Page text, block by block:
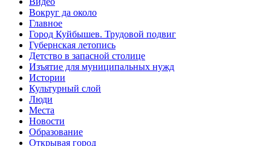
Вокруг да около
Главное
Город Куйбышев. Трудовой подвиг
Губернская летопись
Детство в запасной столице
Изъятие для муниципальных нужд
Истории
Культурный слой
Люди
Места
Новости
Образование
Открывая город